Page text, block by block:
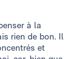
à la
rien de bon. Il
et